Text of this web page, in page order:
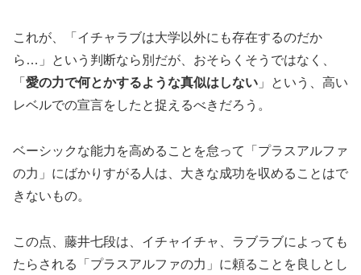
これが、「イチャラブは大学以外にも存在するのだか
ら…」という判断なら別だが、おそらくそうではなく、
「 愛の力で何とかするような真似はしない 」という、高い
レベルでの宣言をしたと捉えるべきだろう。
ベーシックな能力を高めることを怠って「プラスアルファ
の力」にばかりすがる人は、大きな成功を収めることはで
きないもの。
この点、藤井七段は、イチャイチャ、ラブラブによっても
たらされる「プラスアルファの力」に頼ることを良しとし